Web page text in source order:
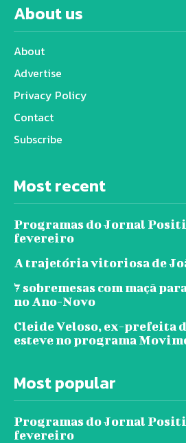
About us
About
Advertise
Privacy Policy
Contact
Subscribe
Most recent
Programas do Jornal
fevereiro
A trajetória vitoriosa de
7 sobremesas com maçã
no Ano-Novo
Cleide Veloso, ex-prefeita
esteve no programa
Most popular
Programas do Jornal
fevereiro